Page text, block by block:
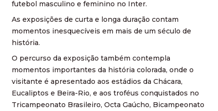
futebol masculino e feminino no Inter.
As exposições de curta e longa duração contam
momentos inesquecíveis em mais de um século de
história.
O percurso da exposição também contempla
momentos importantes da história colorada, onde o
visitante é apresentado aos estádios da Chácara,
Eucaliptos e Beira-Rio, e aos troféus conquistados no
Tricampeonato Brasileiro, Octa Gaúcho, Bicampeonato